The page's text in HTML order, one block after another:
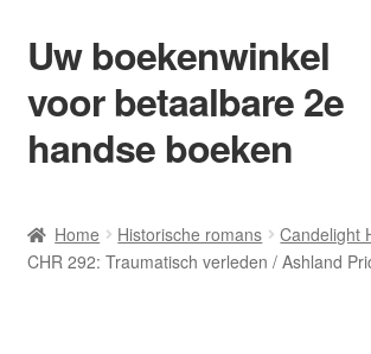
Ga
door
naar
navigatie
Ga
naar
de
inhoud
Uw boekenwinkel
voor betaalbare 2e
handse boeken
Afrekenen
Home Historische romans Candelight
CHR 292: Traumatisch verleden / Ashland